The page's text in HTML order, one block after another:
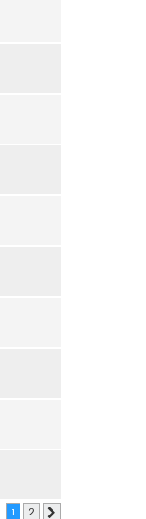
1 2